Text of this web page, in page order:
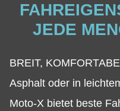
JEDE
BREIT,
Asphalt oder in
Moto-X bietet beste